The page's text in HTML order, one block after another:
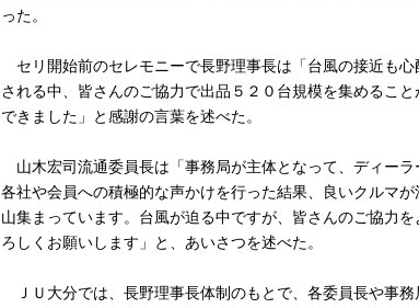
った。
セリ開始前のセレモニーで長野理事長は「台風の接近も心
される中、皆さんのご協力で出品５２０台規模を集めること
できました」と感謝の言葉を述べた。
山木宏司流通委員長は「事務局が主体となって、ディーラ
各社や会員への積極的な声かけを行った結果、良いクルマが
山集まっています。台風が迫る中ですが、皆さんのご協力を
ろしくお願いします」と、あいさつを述べた。
ＪＵ大分では、長野理事長体制のもとで、各委員長や事務